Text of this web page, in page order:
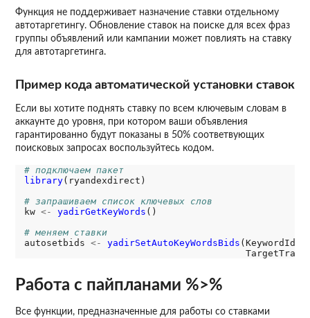
Функция не поддерживает назначение ставки отдельному
автотаргетингу. Обновление ставок на поиске для всех фраз
группы объявлений или кампании может повлиять на ставку
для автотаргетинга.
Пример кода автоматической установки ставок
Если вы хотите поднять ставку по всем ключевым словам в
аккаунте до уровня, при котором ваши объявления
гарантированно будут показаны в 50% соответвующих
поисковых запросах воспользуйтесь кодом.
# подключаем пакет
library(ryandexdirect)
# запрашиваем список ключевых слов
kw <- yadirGetKeyWords ()
# меняем ставки
autosetbids <- yadirSetAutoKeyWordsBids (KeywordIds
Работа с пайпланами %>%
Все функции, предназначенные для работы со ставками